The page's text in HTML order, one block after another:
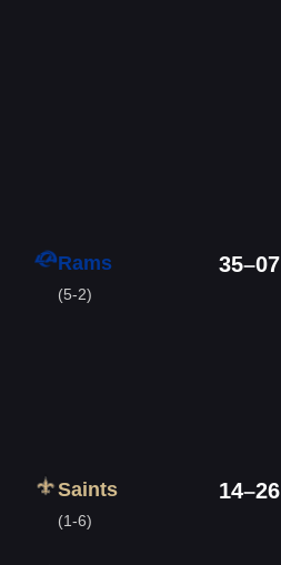
Rams
(5-2)
35–07
Saints
(1-6)
14–26